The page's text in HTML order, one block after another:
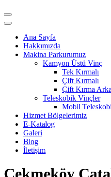
Ana Sayfa
Hakkımızda
Makina Parkurumuz
Kamyon Üstü Vinç
Tek Kırmalı
Çift Kırmalı
Çift Kırma
Teleskobik Vinçler
Mobil
Hizmet Bölgelerimiz
E-Katalog
Galeri
Blog
İletişim